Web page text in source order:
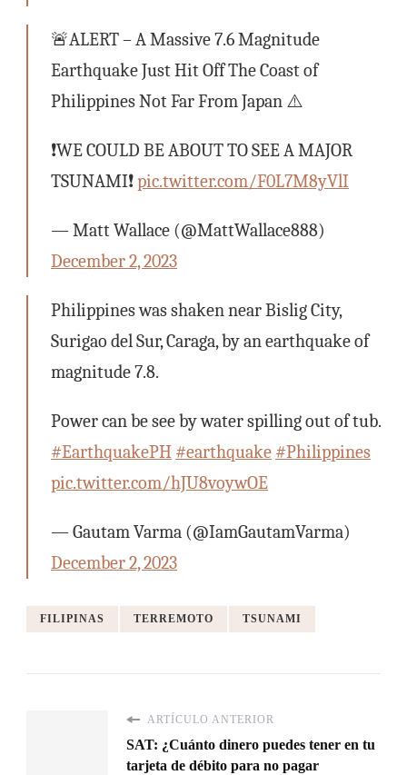
🚨ALERT – A Massive 7.6 Magnitude
Earthquake Just Hit Off The Coast of
Philippines Not Far From Japan ⚠️
❗️WE COULD BE ABOUT TO SEE A MAJOR
TSUNAMI❗️pic.twitter.com/F0L7M8yVlI
— Matt Wallace (@MattWallace888)
December 2, 2023
Philippines was shaken near Bislig City,
Surigao del Sur, Caraga, by an earthquake of
magnitude 7.8.
Power can be see by water spilling out of tub.
#EarthquakePH #earthquake #Philippines
pic.twitter.com/hJU8voywOE
— Gautam Varma (@IamGautamVarma)
December 2, 2023
FILIPINAS TERREMOTO TSUNAMI
ARTÍCULO ANTERIOR
SAT: ¿Cuánto dinero puedes tener en tu
tarjeta de débito para no pagar